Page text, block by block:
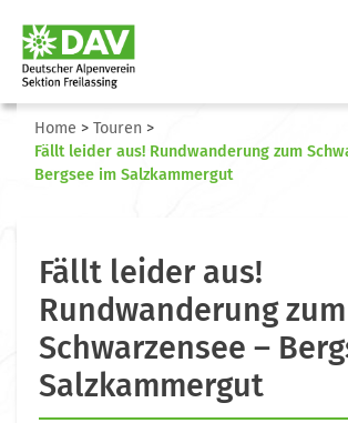
Home > Touren >
Fällt leider aus! Rundwanderung zum
Bergsee im Salzkammergut
Fällt leider aus!
Rundwanderung zum
Schwarzensee –
Salzkammergut